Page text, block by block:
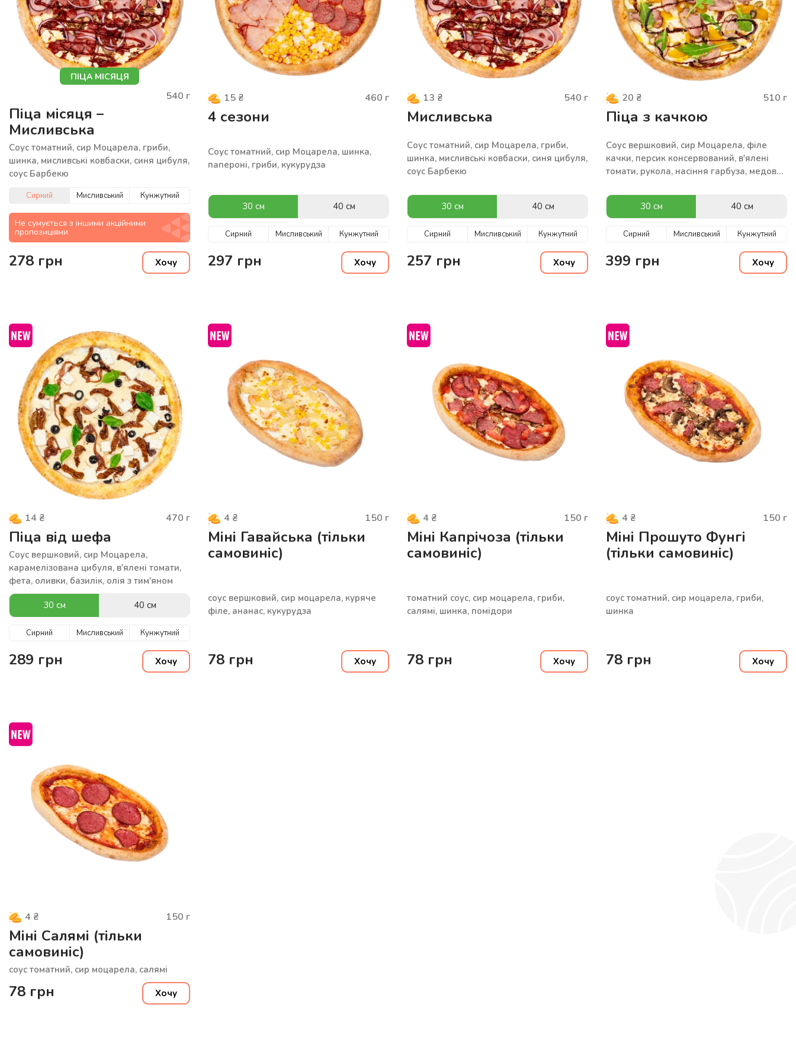
ПІЦА МІСЯЦЯ
540 г
Піца місяця –
Мисливська
Соус томатний, сир Моцарела, гриби,
шинка, мисливські ковбаски, синя цибуля,
соус Барбекю
Сирний Мисливський Кунжутний
Не сумується з іншими акційними
пропозиціями
278 грн Хочу
15 ₴ 460 г
4 сезони
Соус томатний, сир Моцарела, шинка,
папероні, гриби, кукурудза
30 см 40 см
Сирний Мисливський Кунжутний
297 грн Хочу
13 ₴ 540 г
Мисливська
Соус томатний, сир Моцарела, гриби,
шинка, мисливські ковбаски, синя цибуля,
соус Барбекю
30 см 40 см
Сирний Мисливський Кунжутний
257 грн Хочу
20 ₴ 510 г
Піца з качкою
Соус вершковий, сир Моцарела, філе
качки, персик консервований, в'ялені
томати, рукола, насіння гарбуза, медово-
30 см
40 см
Сирний Мисливський Кунжутний
399 грн Хочу
14 ₴ 470 г
Піца від шефа
Соус вершковий, сир Моцарела,
карамелізована цибуля, в'ялені томати,
фета, оливки, базилік, олія з тим'яном
30 см 40 см
Сирний Мисливський Кунжутний
289 грн Хочу
4 ₴ 150 г
Міні Гавайська (тільки
самовиніс)
соус вершковий, сир моцарела, куряче
філе, ананас, кукурудза
78 грн Хочу
4 ₴ 150 г
Міні Капрічоза (тільки
самовиніс)
томатний соус, сир моцарела, гриби,
салямі, шинка, помідори
78 грн Хочу
4 ₴ 150 г
Міні Прошуто Фунгі
(тільки самовиніс)
соус томатний, сир моцарела, гриби,
шинка
78 грн Хочу
4 ₴ 150 г
Міні Салямі (тільки
самовиніс)
соус томатний, сир моцарела, салямі
78 грн Хочу